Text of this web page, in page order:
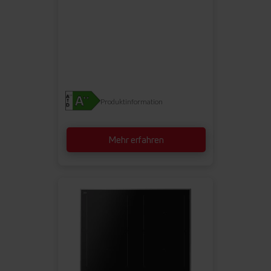
Mehr erfahren
Produktinformation